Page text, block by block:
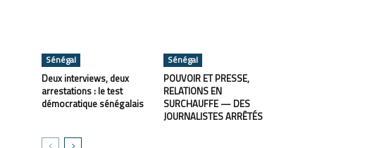
Sénégal
Deux interviews, deux
arrestations : le test
démocratique sénégalais
Sénégal
POUVOIR ET PRESSE,
RELATIONS EN
SURCHAUFFE — DES
JOURNALISTES ARRÊTÉS